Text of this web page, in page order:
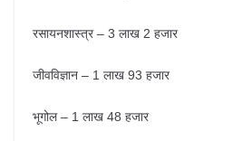
रसायनशास्त्र – 3 लाख 2 हजार
जीवविज्ञान – 1 लाख 93 हजार
भूगोल – 1 लाख 48 हजार